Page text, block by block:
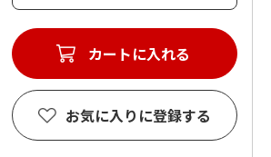
カートに入れる
お気に入りに登録する